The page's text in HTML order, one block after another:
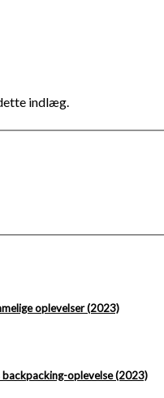
indlæg.
oplevelser (2023)
oplevelse (2023)